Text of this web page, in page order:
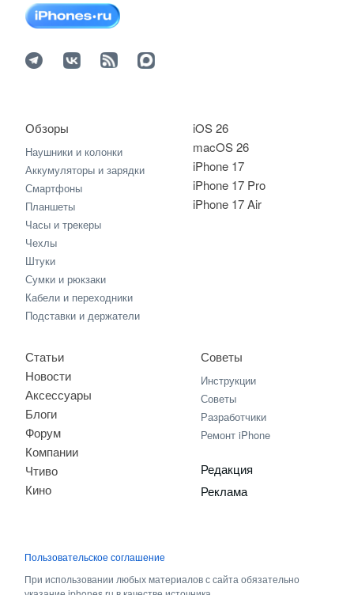
iOS 26
macOS 26
iPhone 17
iPhone 17 Pro
iPhone 17 Air
Обзоры
Наушники и колонки
Аккумуляторы и зарядки
Смартфоны
Планшеты
Часы и трекеры
Чехлы
Штуки
Сумки и рюкзаки
Кабели и переходники
Подставки и держатели
Статьи
Новости
Аксессуары
Блоги
Форум
Компании
Чтиво
Кино
Советы
Инструкции
Советы
Разработчики
Ремонт iPhone
Редакция
Реклама
Пользовательское соглашение
При использовании любых материалов с сайта обязательно